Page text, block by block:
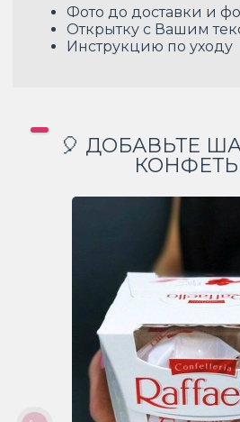
Фото до доставки и
Открытку с Вашим
Инструкцию по уходу
🎈 ДОБАВЬТЕ
КОНФЕТЫ